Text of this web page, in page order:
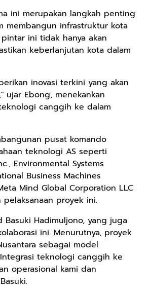
ini merupakan langkah penting
membangun infrastruktur kota
ini tidak hanya akan
keberlanjutan kota dalam
inovasi terkini yang akan
Ebong, menekankan
canggih ke dalam
pusat komando
teknologi AS seperti
Environmental Systems
Business Machines
Mind Global Corporation LLC
proyek ini.
Basuki Hadimuljono, yang juga
ini. Menurutnya, proyek
sebagai model
teknologi canggih ke
operasional kami dan